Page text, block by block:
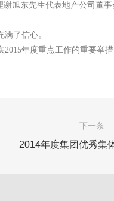
旭东先生代表地产公司董
了信心。
2015年度重点工作的重要举措
下一条
2014年度集团优秀集